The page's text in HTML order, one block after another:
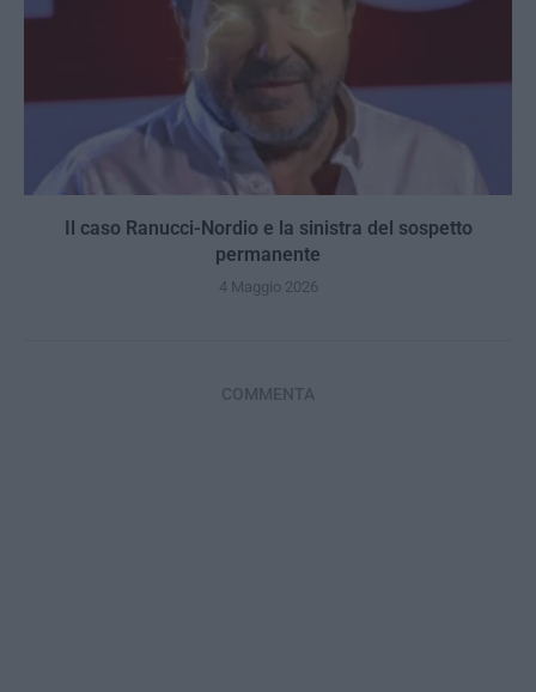
Il caso Ranucci-Nordio e la sinistra del sospetto
permanente
4 Maggio 2026
COMMENTA